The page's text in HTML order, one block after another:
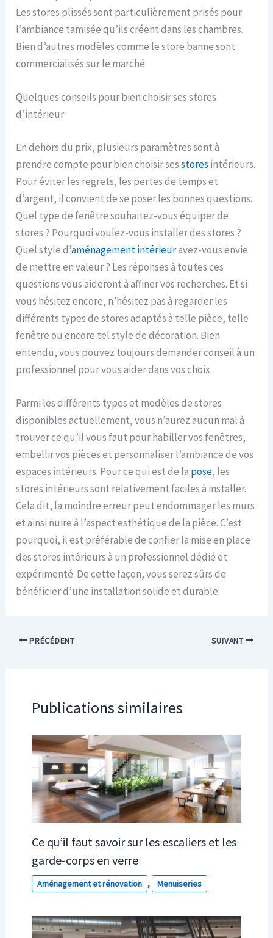
Les stores plissés sont particulièrement prisés pour
l’ambiance tamisée qu’ils créent dans les chambres.
Bien d’autres modèles comme le store banne sont
commercialisés sur le marché.
Quelques conseils pour bien choisir ses stores
d’intérieur
En dehors du prix, plusieurs paramètres sont à
prendre compte pour bien choisir sesstores intérieurs.
Pour éviter les regrets, les pertes de temps et
d’argent, il convient de se poser les bonnes questions.
Quel type de fenêtre souhaitez-vous équiper de
stores ? Pourquoi voulez-vous installer des stores ?
Quel style d’aménagement intérieuravez-vous envie
de mettre en valeur ? Les réponses à toutes ces
questions vous aideront à affiner vos recherches. Et si
vous hésitez encore, n’hésitez pas à regarder les
différents types de stores adaptés à telle pièce, telle
fenêtre ou encore tel style de décoration. Bien
entendu, vous pouvez toujours demander conseil à un
professionnel pour vous aider dans vos choix.
Parmi les différents types et modèles de stores
disponibles actuellement, vous n’aurez aucun mal à
trouver ce qu’il vous faut pour habiller vos fenêtres,
embellir vos pièces et personnaliser l’ambiance de vos
espaces intérieurs. Pour ce qui est de la pose, les
stores intérieurs sont relativement faciles à installer.
Cela dit, la moindre erreur peut endommager les murs
et ainsi nuire à l’aspect esthétique de la pièce. C’est
pourquoi, il est préférable de confier la mise en place
des stores intérieurs à un professionnel dédié et
expérimenté. De cette façon, vous serez sûrs de
bénéficier d’une installation solide et durable.
PRÉCÉDENT SUIVANT
Publications similaires
Ce qu’il faut savoir sur les escaliers et les
garde-corps en verre
Aménagement et rénovation , Menuiseries